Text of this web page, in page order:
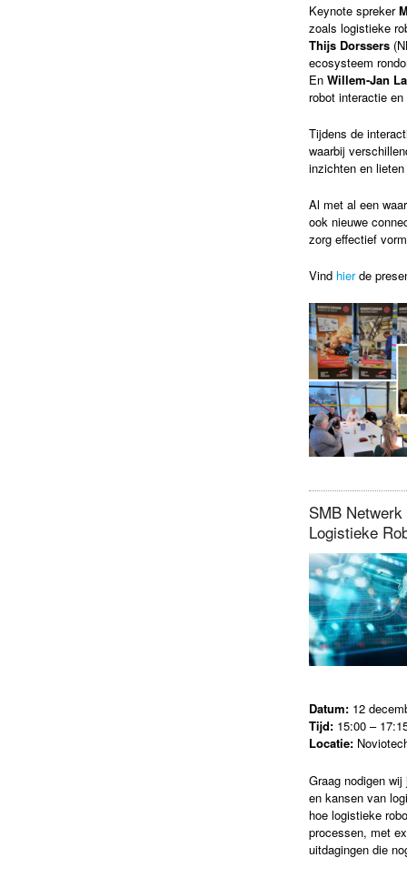
Keynote spreker
zoals logistieke
Thijs Dorssers
ecosysteem
En Willem-Jan
robot interactie
Tijdens de
waarbij
inzichten en
Al met al een
ook nieuwe
zorg effectief
Vind hierde
SMB
Logistieke
Datum: 12
Tijd: 15:00 –
Locatie:
Graag nodigen
en kansen van
hoe logistieke
processen, met
uitdagingen die